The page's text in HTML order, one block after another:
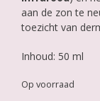
aan de zon te
toezicht van
Inhoud: 50 ml
Op voorraad